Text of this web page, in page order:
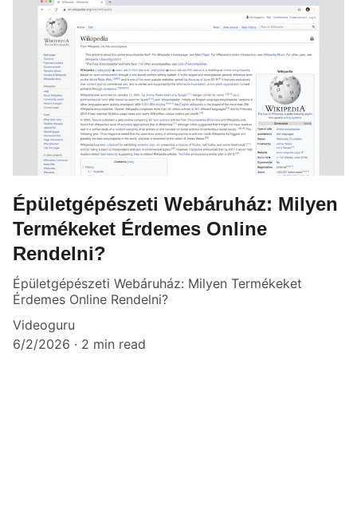
Épületgépészeti Webáruház: Milyen
Termékeket Érdemes Online
Rendelni?
Épületgépészeti Webáruház: Milyen Termékeket
Érdemes Online Rendelni?
Videoguru
6/2/2026
2 min read